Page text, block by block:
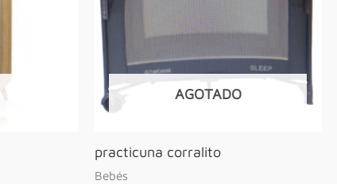
AGOTADO
practicuna corralito
Bebés